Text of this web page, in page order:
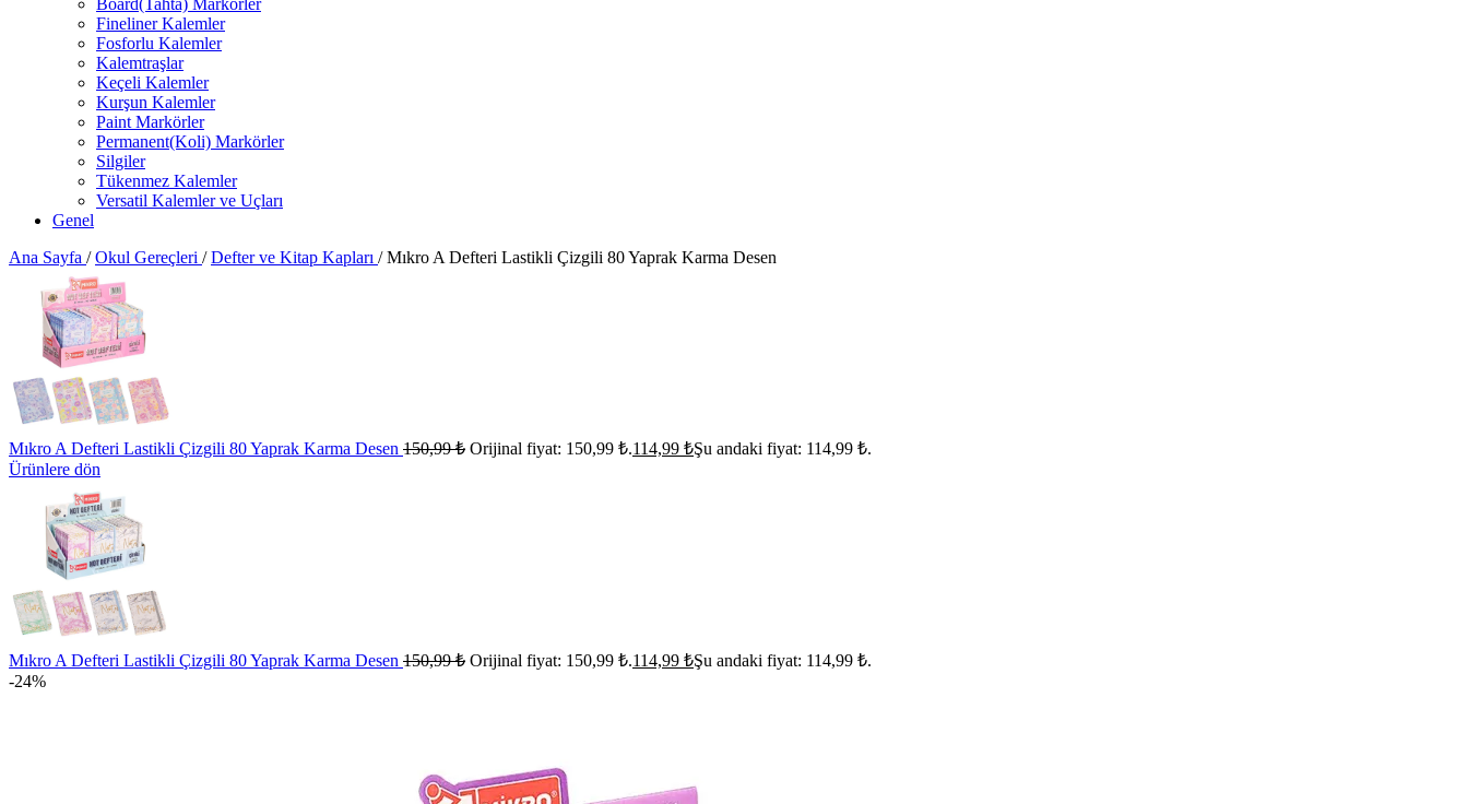
Board(Tahta) Markörler
Fineliner Kalemler
Fosforlu Kalemler
Kalemtraşlar
Keçeli Kalemler
Kurşun Kalemler
Paint Markörler
Permanent(Koli) Markörler
Silgiler
Tükenmez Kalemler
Versatil Kalemler ve Uçları
Genel
Ana Sayfa / Okul Gereçleri / Defter ve Kitap Kapları / Mıkro A Defteri Lastikli Çizgili 80 Yaprak Karma Desen
Mıkro A Defteri Lastikli Çizgili 80 Yaprak Karma Desen 150,99₺ Orijinal fiyat: 150,99 ₺.114,99 ₺Şu andaki fiyat: 114,99 ₺.
Ürünlere dön
Mıkro A Defteri Lastikli Çizgili 80 Yaprak Karma Desen 150,99₺ Orijinal fiyat: 150,99 ₺.114,99 ₺Şu andaki fiyat: 114,99 ₺.
-24%